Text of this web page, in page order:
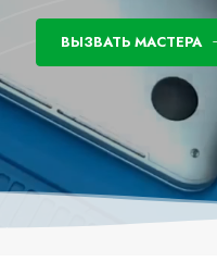
ВЫЗВАТЬ МАСТЕРА